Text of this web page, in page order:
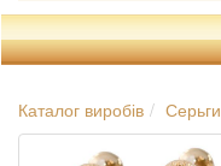
Каталог виробів Серьги